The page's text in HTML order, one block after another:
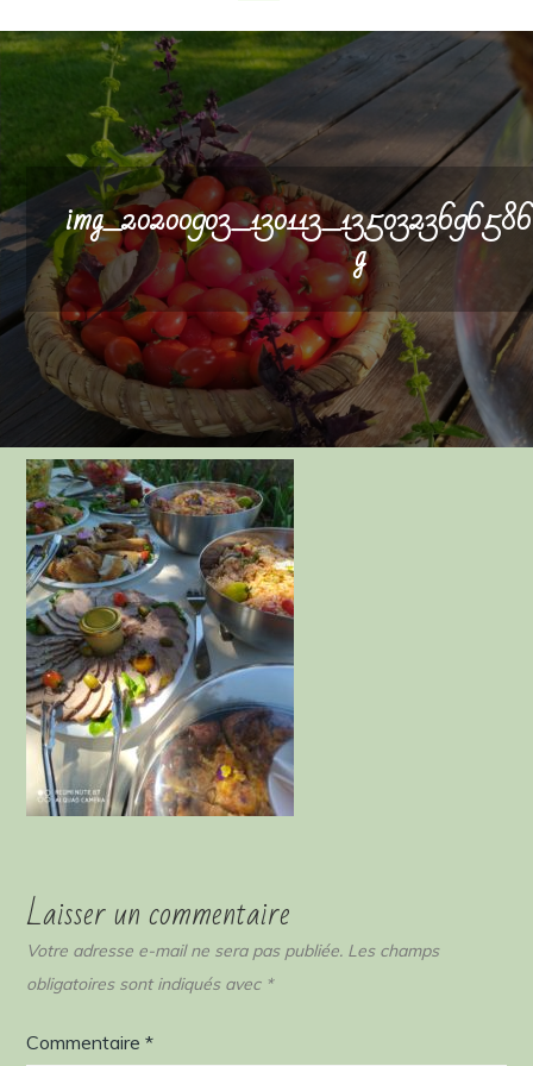
g
Laisser un commentaire
Votre adresse e-mail ne sera pas publiée. Les champs
obligatoires sont indiqués avec *
Commentaire*